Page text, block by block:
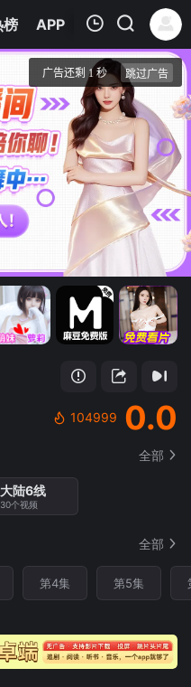
榜 APP
第1集
104999 0.0
全部
大陆6线
30个视频
全部
第4集 第5集